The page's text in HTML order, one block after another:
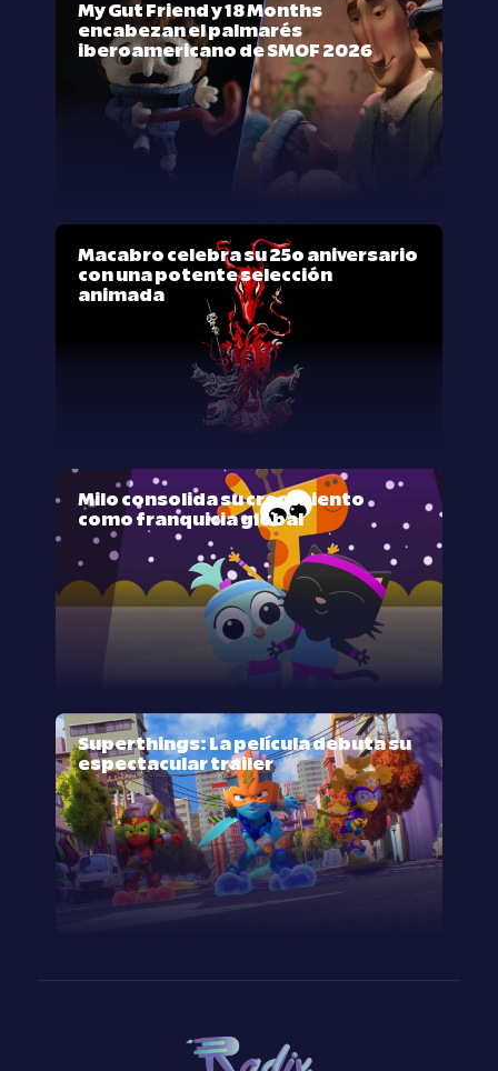
My Gut Friend y 18 Months
encabezan el palmarés
iberoamericano de SMOF 2026
Macabro celebra su 25º aniversario
con una potente selección
animada
Milo consolida su crecimiento
como franquicia global
Superthings: La película debuta su
espectacular trailer